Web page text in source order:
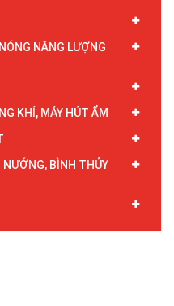
NĂNG LƯỢNG
KHÍ, MÁY HÚT ẨM
NƯỚNG, BÌNH THỦY